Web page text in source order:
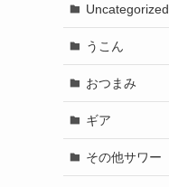
Uncategorized
うこん
おつまみ
ギア
その他サワー